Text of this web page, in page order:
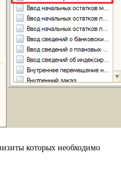
которых необходимо